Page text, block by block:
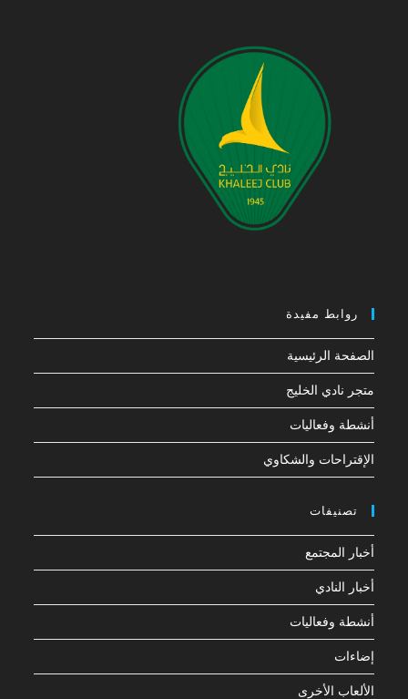
روابط مفيدة
الصفحة الرئيسية
متجر نادي الخليج
أنشطة وفعاليات
الإقتراحات والشكاوي
تصنيفات
أخبار المجتمع
أخبار النادي
أنشطة وفعاليات
إضاءات
الألعاب الأخرى